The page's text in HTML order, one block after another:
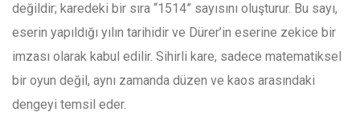
değildir; karedeki bir sıra “1514” sayısını oluşturur. Bu sayı,
eserin yapıldığı yılın tarihidir ve Dürer’in eserine zekice bir
imzası olarak kabul edilir. Sihirli kare, sadece matematiksel
bir oyun değil, aynı zamanda düzen ve kaos arasındaki
dengeyi temsil eder.